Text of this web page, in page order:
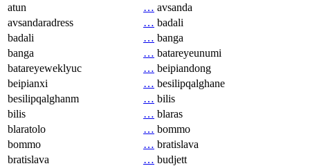
atun
… avsanda
avsandaradress
… badali
badali
… banga
banga
… batareyeunumi
batareyeweklyuc
… beipiandong
beipianxi
… besilipqalghane
besilipqalghanm
… bilis
bilis
… blaras
blaratolo
… bommo
bommo
… bratislava
bratislava
… budjett